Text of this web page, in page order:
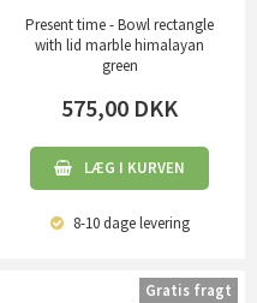
Present time - Bowl rectangle
with lid marble himalayan
green
575,00 DKK
LÆG I KURVEN
8-10 dagelevering
Gratis fragt